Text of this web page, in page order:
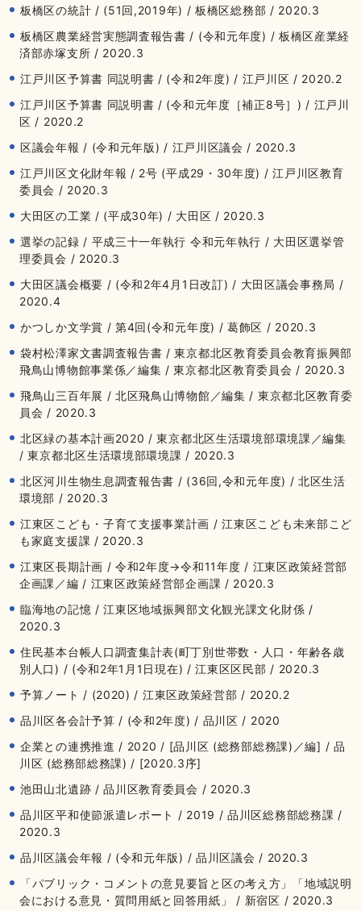
板橋区の統計 / (51回,2019年) / 板橋区総務部 / 2020.3
板橋区農業経営実態調査報告書 / (令和元年度) / 板橋区産業経
済部赤塚支所 / 2020.3
江戸川区予算書 同説明書 / (令和2年度) / 江戸川区 / 2020.2
江戸川区予算書 同説明書 / (令和元年度［補正8号］) / 江戸川
区 / 2020.2
区議会年報 / (令和元年版) / 江戸川区議会 / 2020.3
江戸川区文化財年報 / 2号 (平成29・30年度) / 江戸川区教育
委員会 / 2020.3
大田区の工業 / (平成30年) / 大田区 / 2020.3
選挙の記録 / 平成三十一年執行 令和元年執行 / 大田区選挙管
理委員会 / 2020.3
大田区議会概要 / (令和2年4月1日改訂) / 大田区議会事務局 /
2020.4
かつしか文学賞 / 第4回(令和元年度) / 葛飾区 / 2020.3
袋村松澤家文書調査報告書 / 東京都北区教育委員会教育振興部
飛鳥山博物館事業係／編集 / 東京都北区教育委員会 / 2020.3
飛鳥山三百年展 / 北区飛鳥山博物館／編集 / 東京都北区教育委
員会 / 2020.3
北区緑の基本計画2020 / 東京都北区生活環境部環境課／編集
/ 東京都北区生活環境部環境課 / 2020.3
北区河川生物生息調査報告書 / (36回,令和元年度) / 北区生活
環境部 / 2020.3
江東区こども・子育て支援事業計画 / 江東区こども未来部こど
も家庭支援課 / 2020.3
江東区長期計画 / 令和2年度→令和11年度 / 江東区政策経営部
企画課／編 / 江東区政策経営部企画課 / 2020.3
臨海地の記憶 / 江東区地域振興部文化観光課文化財係 /
2020.3
住民基本台帳人口調査集計表(町丁別世帯数・人口・年齢各歳
別人口) / (令和2年1月1日現在) / 江東区区民部 / 2020.3
予算ノート / (2020) / 江東区政策経営部 / 2020.2
品川区各会計予算 / (令和2年度) / 品川区 / 2020
企業との連携推進 / 2020 / [品川区 (総務部総務課)／編] / 品
川区 (総務部総務課) / [2020.3序]
池田山北遺跡 / 品川区教育委員会 / 2020.3
品川区平和使節派遣レポート / 2019 / 品川区総務部総務課 /
2020.3
品川区議会年報 / (令和元年版) / 品川区議会 / 2020.3
「パブリック・コメントの意見要旨と区の考え方」「地域説明
会における意見・質問用紙と回答用紙」 / 新宿区 / 2020.3